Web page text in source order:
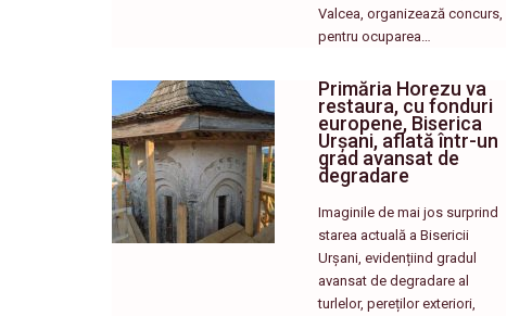
Valcea, organizează concurs,
pentru ocuparea…
Primăria Horezu va
restaura, cu fonduri
europene, Biserica
Urșani, aflată într-un
grad avansat de
degradare
Imaginile de mai jos surprind
starea actuală a Bisericii
Urșani, evidențiind gradul
avansat de degradare al
turlelor, pereților exteriori,